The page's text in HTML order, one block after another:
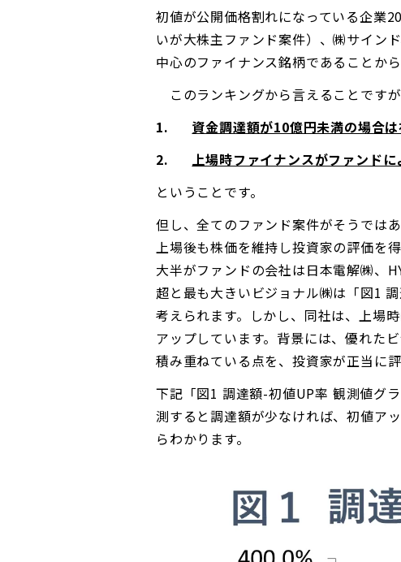
初値が公開価格割れになっている企業
いが大株主ファンド案件）、㈱サイン
中心のファイナンス銘柄であることから
このランキングから言えることですが
1. 資金調達額が10億円未満の場合
2. 上場時ファイナンスがファンド
ということです。
但し、全てのファンド案件がそうでは
上場後も株価を維持し投資家の評価を
大半がファンドの会社は日本電解㈱、
超と最も大きいビジョナル㈱は「図1
考えられます。しかし、同社は、上場
アップしています。背景には、優れた
積み重ねている点を、投資家が正当に
下記「図1 調達額-初値UP率 観測値グ
測すると調達額が少なければ、初値ア
らわかります。